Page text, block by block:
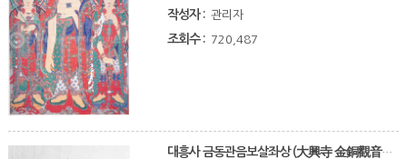
작성자 : 관리자
조회수 : 720,487
대흥사 금동관음보살좌상 (大興寺 金銅觀音菩薩坐像)